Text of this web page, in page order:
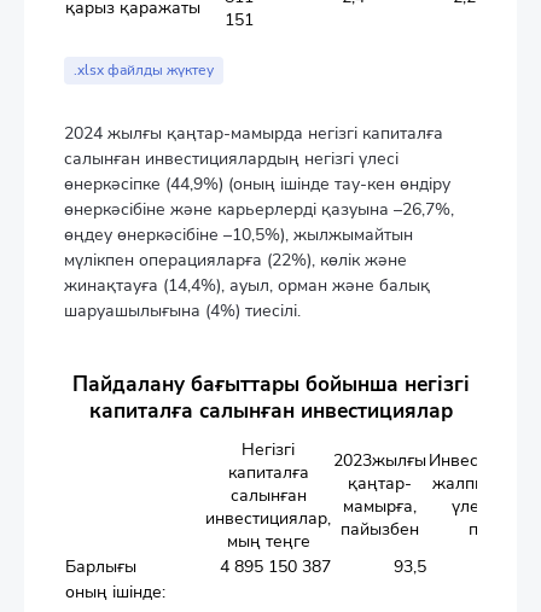
қарыз қаражаты
151
.xlsx файлды жүктеу
2024 жылғы қаңтар-мамырда негізгі капиталға
салынған инвестициялардың негізгі үлесі
өнеркәсіпке (44,9%) (оның ішінде тау-кен өндіру
өнеркәсібіне және карьерлерді қазуына –26,7%,
өңдеу өнеркәсібіне –10,5%), жылжымайтын
мүлікпен операцияларға (22%), көлік және
жинақтауға (14,4%), ауыл, орман және балық
шаруашылығына (4%) тиесілі.
Пайдалану бағыттары бойынша негізгі
капиталға салынған инвестициялар
Негізгі
капиталға
салынған
инвестициялар,
мың теңге
2023жылғы
қаңтар-
мамырға,
пайызбен
жалпы
үлес
Барлығы
4 895 150 387
93,5
оның ішінде: